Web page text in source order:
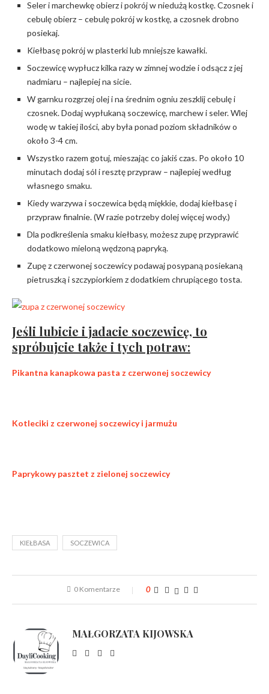
Seler i marchewkę obierz i pokrój w niedużą kostkę. Czosnek i
cebulę obierz – cebulę pokrój w kostkę, a czosnek drobno
posiekaj.
Kiełbasę pokrój w plasterki lub mniejsze kawałki.
Soczewicę wypłucz kilka razy w zimnej wodzie i odsącz z jej
nadmiaru – najlepiej na sicie.
W garnku rozgrzej olej i na średnim ogniu zeszklij cebulę i
czosnek. Dodaj wypłukaną soczewicę, marchew i seler. Wlej
wodę w takiej ilości, aby była ponad poziom składników o
około 3-4 cm.
Wszystko razem gotuj, mieszając co jakiś czas. Po około 10
minutach dodaj sól i resztę przypraw – najlepiej według
własnego smaku.
Kiedy warzywa i soczewica będą miękkie, dodaj kiełbasę i
przypraw finalnie. (W razie potrzeby dolej więcej wody.)
Dla podkreślenia smaku kiełbasy, możesz zupę przyprawić
dodatkowo mieloną wędzoną papryką.
Zupę z czerwonej soczewicy podawaj posypaną posiekaną
pietruszką i szczypiorkiem z dodatkiem chrupiącego tosta.
Jeśli lubicie i jadacie soczewicę, to
spróbujcie także i tych potraw:
Pikantna kanapkowa pasta z czerwonej soczewicy
Kotleciki z czerwonej soczewicy i jarmużu
Paprykowy pasztet z zielonej soczewicy
KIEŁBASA SOCZEWICA
0 Komentarze 0
MAŁGORZATA KIJOWSKA